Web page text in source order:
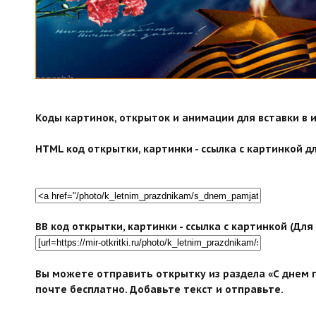
search">
Коды картинок, открыток и анимации для вставки в
HTML код открытки, картинки - ссылка с картинкой
BB код открытки, картинки - ссылка с картинкой
Вы можете отправить открытку из раздела «С
почте бесплатно. Добавьте текст и отправьте.